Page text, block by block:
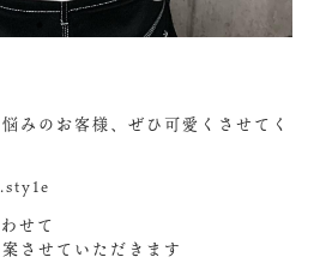
みのお客様、ぜひ可愛くさせてく
せて
させていただきます